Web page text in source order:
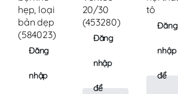
hẹp, loại
bản dẹp
(584023)
Đăng
nhập
20/30
(453280)
Đăng
nhập
để
tô
Đăng
nhập
để